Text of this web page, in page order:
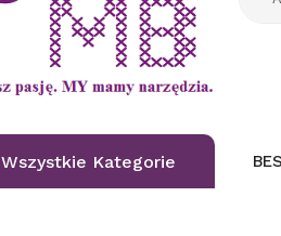
Wszystkie Kategorie